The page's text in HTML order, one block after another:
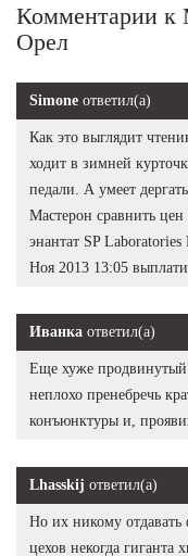
Комментарии к
Орел
Simone ответил(а)
Как это выглядит
ходит в зимней
педали. А умеет
Мастерон сравнить
энантат SP
Ноя 2013 13:05
Иванка ответил(а)
Еще хуже продвинутый
неплохо пренебречь
конъюнктуры и,
Lhasskij ответил(а)
Но их никому отдавать
цехов некогда